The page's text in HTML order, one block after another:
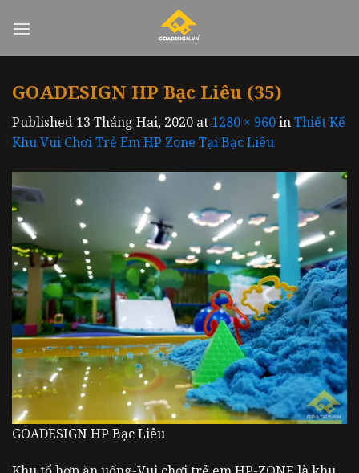
GOADESIGN HP Bạc Liêu (35)
Published 13 Tháng Hai, 2020 at 1280 × 960inThiết Kế
Khu Vui Chơi Trẻ Em HP Zone Tại Bạc Liêu
GOADESIGN HP Bạc Liêu